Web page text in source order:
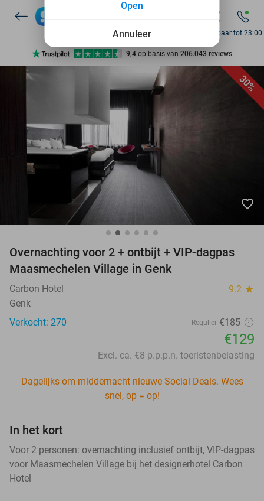
9,4 op basis van206.043 reviews
Ontdek 15.000+ deals
7 dagen per week beschikbaar
Bereikbaar tot 23:00
30%
favorite_border
Overnachting voor 2 + ontbijt + VIP-dagpas
Maasmechelen Village in Genk
Carbon Hotel 9.2 star
Genk
Verkocht: 270
Regulier €185
€129
Excl. ca. €8 p.p.p.n. toeristenbelasting
Dagelijks om middernacht nieuwe Social Deals. Wees
snel, op = op!
In het kort
Voor 2 personen: overnachting inclusief ontbijt, VIP-dagpas
voor Maasmechelen Village bij het designerhotel Carbon
Hotel
Annuleer
Open